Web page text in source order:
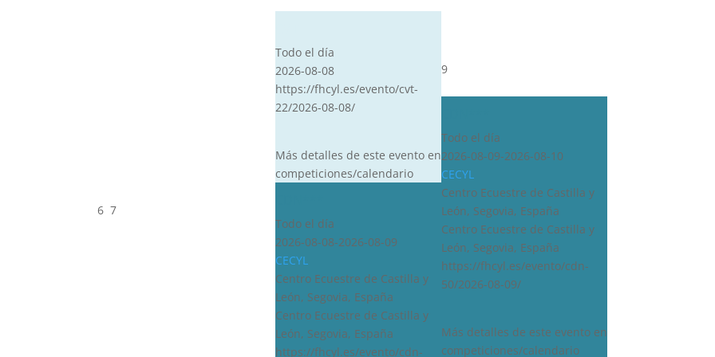
6 7
Todo el día
2026-08-08
https://fhcyl.es/evento/cvt-
22/2026-08-08/
Más detalles de este evento en
competiciones/calendario
Todo el día
2026-08-08-2026-08-09
CECYL
Centro Ecuestre de Castilla y
León, Segovia, España
Centro Ecuestre de Castilla y
León, Segovia, España
https://fhcyl.es/evento/cdn-
9
Todo el día
2026-08-09-2026-08-10
CECYL
Centro Ecuestre de Castilla y
León, Segovia, España
Centro Ecuestre de Castilla y
León, Segovia, España
https://fhcyl.es/evento/cdn-
50/2026-08-09/
Más detalles de este evento en
competiciones/calendario